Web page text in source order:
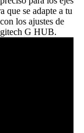
que se adapte a tu
los ajustes de
G HUB.